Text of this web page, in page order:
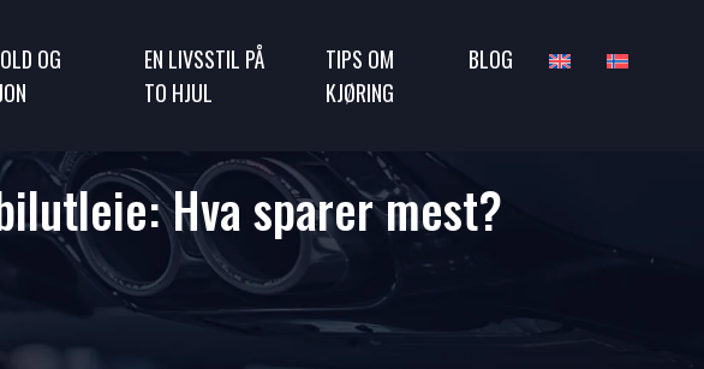
OG
EN LIVSSTIL PÅ
TO HJUL
TIPS OM
KJØRING
BLOG
Hva sparer mest?